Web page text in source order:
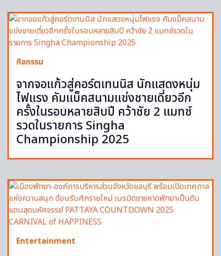
กิจกรรม
จากจอแก้วสู่คอร์ตเทนนิส นักแสดงหนุ่ม
ไฟแรง คัมแบ็คสนามแข่งชายเดี่ยวอีก
ครั้งในรอบหลายสิบปี คว้าชัย 2 แมทช์
รวดในรายการ Singha
Championship 2025
Entertainment